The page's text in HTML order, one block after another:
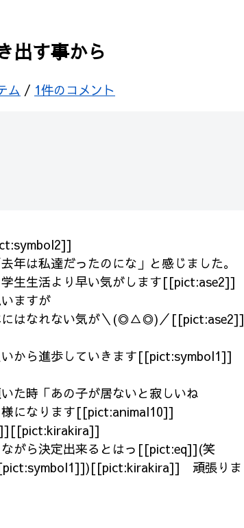
出す事から
ム / 1件のコメント
年は私達だったのにな」と感じました。
生生活より早い気がします[[pict:ase2]]
ますが
にはなれない気が＼(◎△◎)／[[pict:ase2]]
いから進歩していきます[[pict:symbol1]]
た時「あの子が居ないと寂しいね
になります[[pict:animal10]]
がら決定出来るとはっ[[pict:eq]](笑
頑張りま